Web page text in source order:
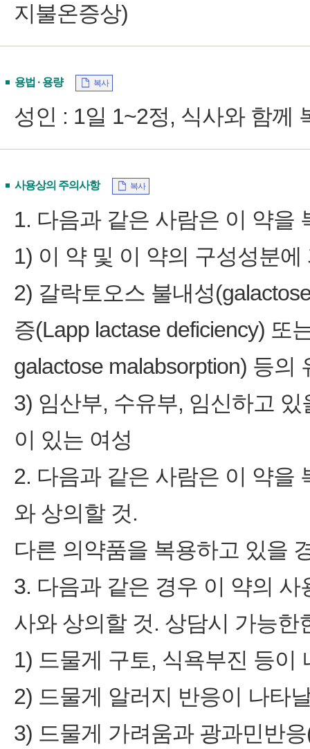
지불온증상)
용법 · 용량 복사
성인 : 1일 1~2정, 식사와 함께
사용상의 주의사항 복사
1. 다음과 같은 사람은 이 약을
1) 이 약 및 이 약의 구성성분
2) 갈락토오스 불내성
증(Lapp lactase deficiency) 또
galactose malabsorption) 등의
3) 임산부, 수유부, 임신하고
이 있는 여성
2. 다음과 같은 사람은 이 약을
와 상의할 것.
다른 의약품을 복용하고 있을
3. 다음과 같은 경우 이 약의
사와 상의할 것. 상담시 가능
1) 드물게 구토, 식욕부진 등이
2) 드물게 알러지 반응이 나타
3) 드물게 가려움과 광과민반